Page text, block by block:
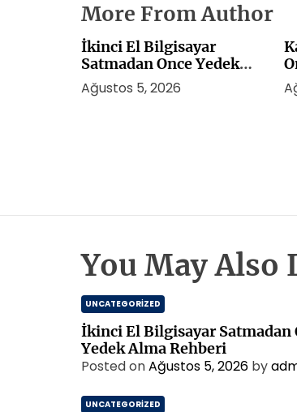
More From Author
İkinci El Bilgisayar
Satmadan Once Yedek
Alma Rehberi
Ağustos 5, 2026
You May Also
UNCATEGORIZED
İkinci El Bilgisayar Satmadan
Yedek Alma Rehberi
Posted onAğustos 5, 2026 by
UNCATEGORIZED